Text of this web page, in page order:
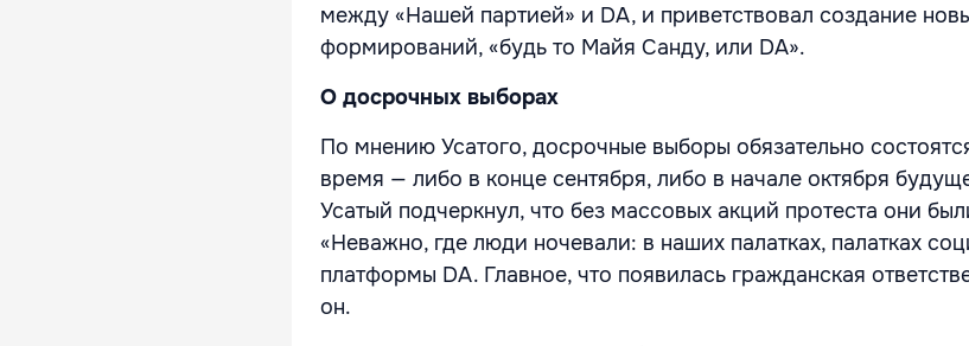
между «Нашей партией» и DA, и приветствовал создание
формирований, «будь то Майя Санду, или DA».
О досрочных выборах
По мнению Усатого, досрочные выборы обязательно
время — либо в конце сентября, либо в начале октября
Усатый подчеркнул, что без массовых акций протеста они
«Неважно, где люди ночевали: в наших палатках, палатках
платформы DA. Главное, что появилась гражданская
он.